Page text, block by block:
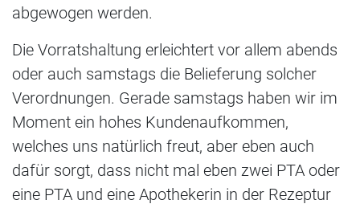
abgewogen werden.
Die Vorratshaltung erleichtert vor allem abends
oder auch samstags die Belieferung solcher
Verordnungen. Gerade samstags haben wir im
Moment ein hohes Kundenaufkommen,
welches uns natürlich freut, aber eben auch
dafür sorgt, dass nicht mal eben zwei PTA oder
eine PTA und eine Apothekerin in der Rezeptur